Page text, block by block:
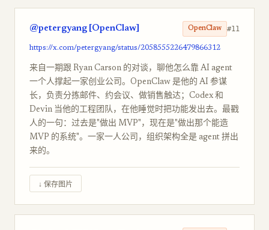
@petergyang [OpenClaw] OpenClaw #11
https://x.com/petergyang/status/2058555226479866312
来自一期跟 Ryan Carson 的对谈，聊他怎么靠 AI agent
一个人撑起一家创业公司。OpenClaw 是他的 AI 参谋
长，负责分拣邮件、约会议、做销售触达；Codex 和
Devin 当他的工程团队，在他睡觉时把功能发出去。最戳
人的一句：过去是"做出 MVP"，现在是"做出那个能造
MVP 的系统"。一家一人公司，组织架构全是 agent 拼出
来的。
↓ 保存图片